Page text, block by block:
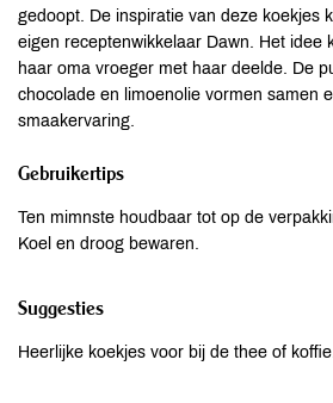
gedoopt. De inspiratie van deze koekjes
eigen receptenwikkelaar Dawn. Het idee
haar oma vroeger met haar deelde. De
chocolade en limoenolie vormen samen
smaakervaring.
Gebruikertips
Ten mimnste houdbaar tot op de
Koel en droog bewaren.
Suggesties
Heerlijke koekjes voor bij de thee of